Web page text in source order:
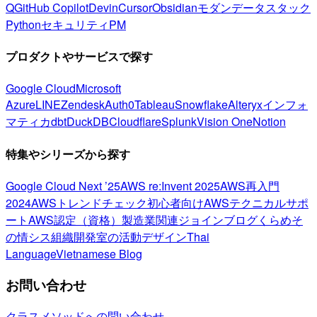
QGitHub CopilotDevinCursorObsidianモダンデータスタック
PythonセキュリティPM
プロダクトやサービスで探す
Google CloudMicrosoft
AzureLINEZendeskAuth0TableauSnowflakeAlteryxインフォ
マティカdbtDuckDBCloudflareSplunkVision OneNotion
特集やシリーズから探す
Google Cloud Next ’25AWS re:Invent 2025AWS再入門
2024AWSトレンドチェック初心者向けAWSテクニカルサポ
ートAWS認定（資格） 製造業関連ジョインブログくらめそ
の情シス組織開発室の活動デザインThai
LanguageVietnamese Blog
お問い合わせ